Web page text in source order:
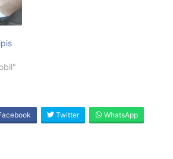
Twitter WhatsApp